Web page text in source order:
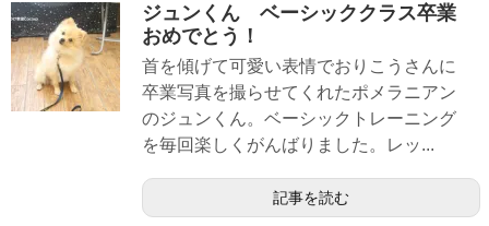
ジュンくん ベーシッククラス卒業
おめでとう！
首を傾げて可愛い表情でおりこうさんに
卒業写真を撮らせてくれたポメラニアン
のジュンくん。ベーシックトレーニング
を毎回楽しくがんばりました。レッ...
記事を読む